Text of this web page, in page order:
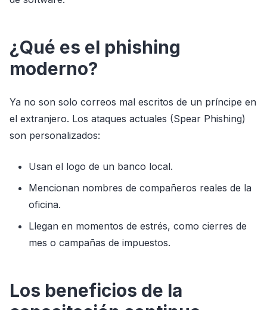
¿Qué es el phishing
moderno?
Ya no son solo correos mal escritos de un príncipe en
el extranjero. Los ataques actuales (Spear Phishing)
son personalizados:
Usan el logo de un banco local.
Mencionan nombres de compañeros reales de la
oficina.
Llegan en momentos de estrés, como cierres de
mes o campañas de impuestos.
Los beneficios de la